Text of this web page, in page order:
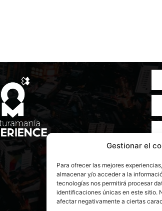
Gestionar el
Para ofrecer las mejores
almacenar y/o acceder a la
tecnologías nos permitirá procesar
identificaciones únicas en este sitio.
afectar negativamente a ciertas